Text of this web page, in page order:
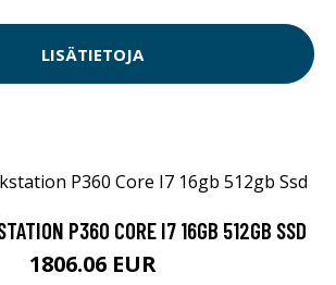
LISÄTIETOJA
P360 CORE I7 16GB 512GB SSD
1806.06 EUR